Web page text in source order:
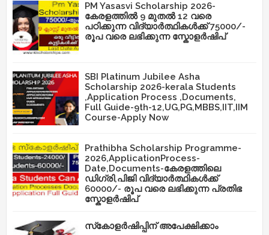
PM Yasasvi Scholarship 2026-
കേരളത്തിൽ 9 മുതൽ 12 വരെ
പഠിക്കുന്ന വിദ്യാർത്ഥികൾക്ക് 75000/-
രൂപ വരെ ലഭിക്കുന്ന സ്കോളർഷിപ്
SBI Platinum Jubilee Asha
Scholarship 2026-kerala Students
,Application Process ,Documents,
Full Guide-9th-12,UG,PG,MBBS,IIT,IIM
Course-Apply Now
Prathibha Scholarship Programme-
2026,ApplicationProcess-
Date,Documents-കേരളത്തിലെ
ഡിഗ്രി,പിജി വിദ്യാർത്ഥികൾക്ക്
60000/- രൂപ വരെ ലഭിക്കുന്ന പ്രതിഭ
സ്കോളർഷിപ്
സ്‌കോളർഷിപ്പിന് അപേക്ഷിക്കാം